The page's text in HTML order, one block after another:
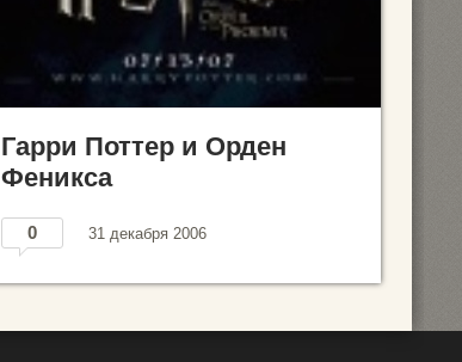
Гарри Поттер и Орден
Феникса
0 31 декабря 2006